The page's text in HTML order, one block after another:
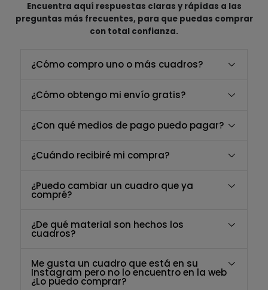
Encuentra aquí respuestas claras y rápidas a las
preguntas más frecuentes, para que puedas comprar
con total confianza.
¿Cómo compro uno o más cuadros?
¿Cómo obtengo mi envío gratis?
¿Con qué medios de pago puedo pagar?
¿Cuándo recibiré mi compra?
¿Puedo cambiar un cuadro que ya
compré?
¿De qué material son hechos los
cuadros?
Me gusta un cuadro que está en su
Instagram pero no lo encuentro en la web
¿Lo puedo comprar?